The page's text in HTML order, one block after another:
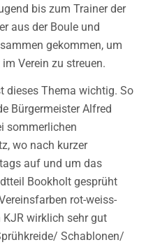
bis zum Trainer der
aus der Boule und
gekommen, um
Verein zu streuen.
dieses Thema wichtig. So
Bürgermeister Alfred
sommerlichen
wo nach kurzer
auf und um das
Bookholt gesprüht
rot-weiss-
wirklich sehr gut
Schablonen/